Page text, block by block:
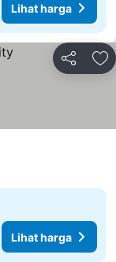
Lihat harga
Kongsi
Lihat harga